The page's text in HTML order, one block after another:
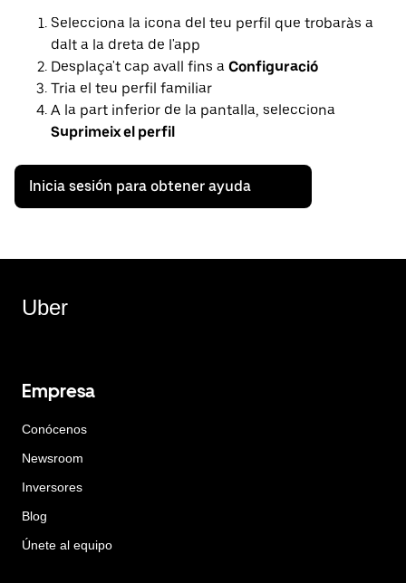
Selecciona la icona del teu perfil que trobaràs a
dalt a la dreta de l'app
Desplaça't cap avall fins a Configuració
Tria el teu perfil familiar
A la part inferior de la pantalla, selecciona
Suprimeix el perfil
Inicia sesión para obtener ayuda
Uber
Empresa
Conócenos
Newsroom
Inversores
Blog
Únete al equipo